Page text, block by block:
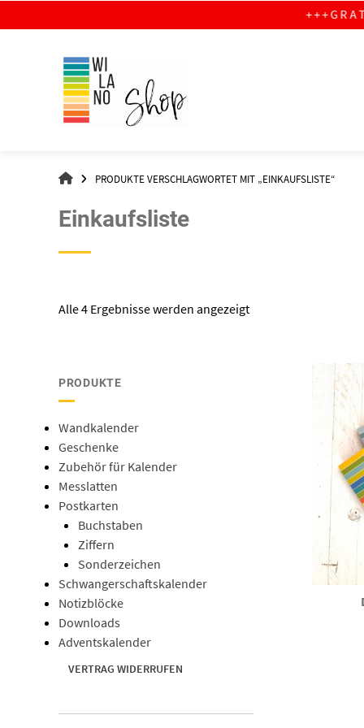
zum
+ + + G R A T I S V E R S A
WI-
NO
–
SHOP
PRODUKTE VERSCHLAGWORTET MIT „EINKAUFSLISTE“
Einkaufsliste
Alle 4 Ergebnisse werden angezeigtNach
PRODUKTE
Wandkalender
Geschenke
Zubehör für Kalender
Messlatten
Postkarten
Buchstaben
Ziffern
Sonderzeichen
Schwangerschaftskalender
Notizblöcke
Downloads
Adventskalender
VERTRAG WIDERRUFEN